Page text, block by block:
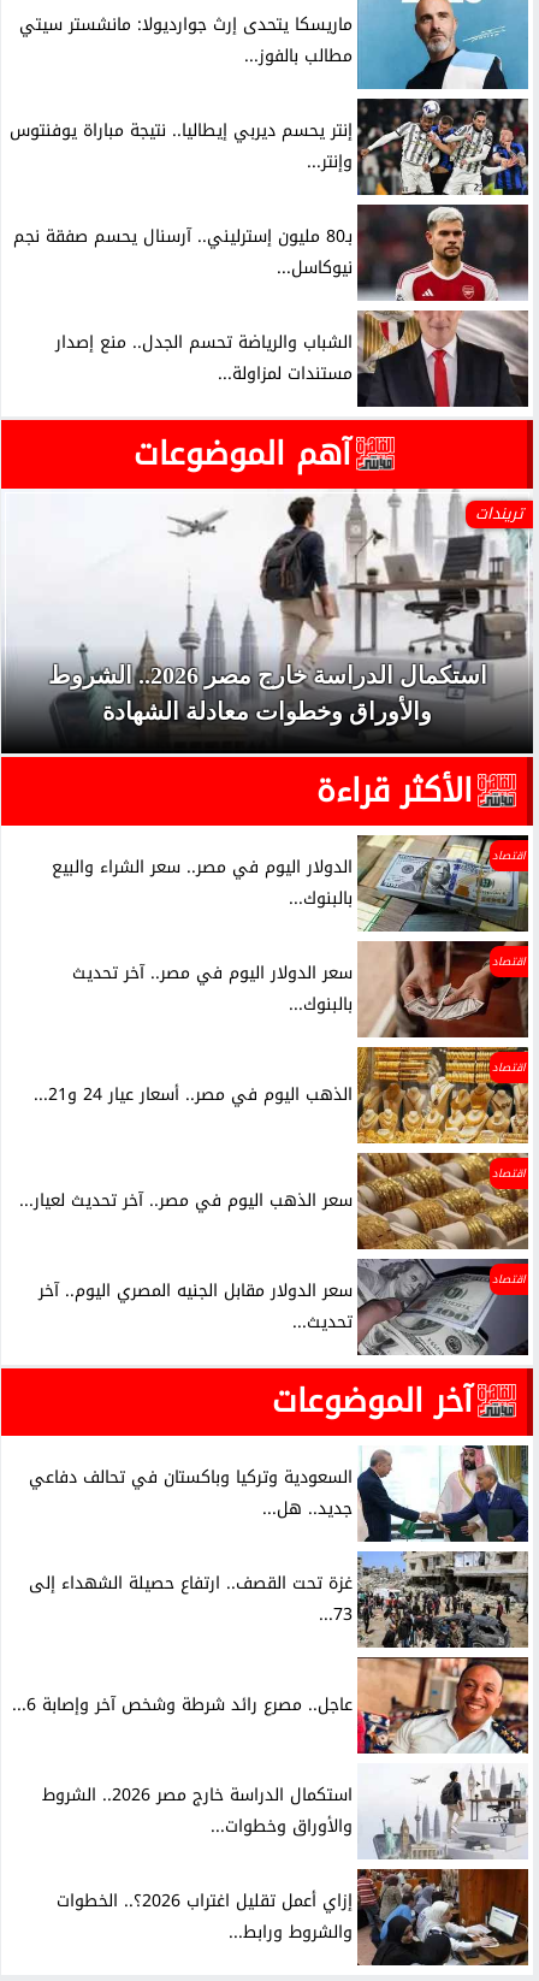
ماريسكا يتحدى إرث جوارديولا: مانشستر سيتي
مطالب بالفوز...
إنتر يحسم ديربي إيطاليا.. نتيجة مباراة يوفنتوس
وإنتر...
بـ80 مليون إسترليني.. آرسنال يحسم صفقة نجم
نيوكاسل...
الشباب والرياضة تحسم الجدل.. منع إصدار
مستندات لمزاولة...
آهم الموضوعات
تريندات
استكمال الدراسة خارج مصر 2026.. الشروط
والأوراق وخطوات معادلة الشهادة
الأكثر قراءة
اقتصاد
الدولار اليوم في مصر.. سعر الشراء والبيع
بالبنوك...
اقتصاد
سعر الدولار اليوم في مصر.. آخر تحديث
بالبنوك...
اقتصاد
الذهب اليوم في مصر.. أسعار عيار 24 و21...
اقتصاد
سعر الذهب اليوم في مصر.. آخر تحديث لعيار...
اقتصاد
سعر الدولار مقابل الجنيه المصري اليوم.. آخر
تحديث...
آخر الموضوعات
السعودية وتركيا وباكستان في تحالف دفاعي
جديد.. هل...
غزة تحت القصف.. ارتفاع حصيلة الشهداء إلى
73...
عاجل.. مصرع رائد شرطة وشخص آخر وإصابة 6...
استكمال الدراسة خارج مصر 2026.. الشروط
والأوراق وخطوات...
إزاي أعمل تقليل اغتراب 2026؟.. الخطوات
والشروط ورابط...